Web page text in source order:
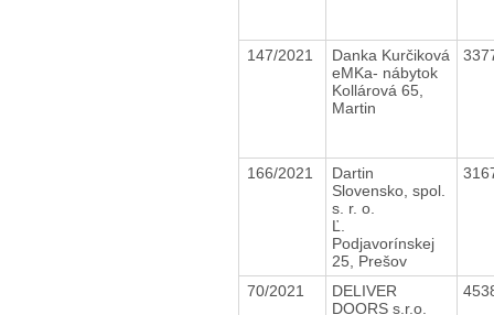
147/2021
Danka Kurčiková
eMKa- nábytok
Kollárová 65,
Martin
166/2021
Dartin
Slovensko, spol.
s. r. o.
Ľ.
Podjavorínskej
25, Prešov
70/2021
DELIVER
DOORS s.r.o.